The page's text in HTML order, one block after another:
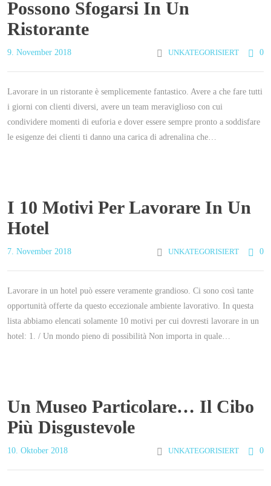
Possono Sfogarsi In Un
Ristorante
9. November 2018 UNKATEGORISIERT 0
Lavorare in un ristorante è semplicemente fantastico. Avere a che fare tutti
i giorni con clienti diversi, avere un team meraviglioso con cui
condividere momenti di euforia e dover essere sempre pronto a soddisfare
le esigenze dei clienti ti danno una carica di adrenalina che…
I 10 Motivi Per Lavorare In Un
Hotel
7. November 2018 UNKATEGORISIERT 0
Lavorare in un hotel può essere veramente grandioso. Ci sono così tante
opportunità offerte da questo eccezionale ambiente lavorativo. In questa
lista abbiamo elencati solamente 10 motivi per cui dovresti lavorare in un
hotel: 1. / Un mondo pieno di possibilità Non importa in quale…
Un Museo Particolare… Il Cibo
Più Disgustevole
10. Oktober 2018 UNKATEGORISIERT 0